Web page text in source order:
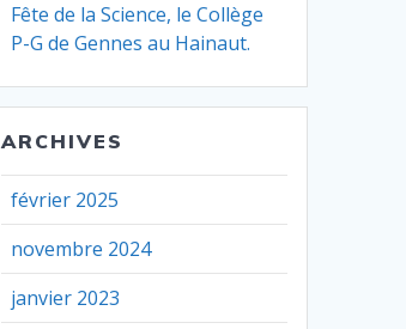
Fête de la Science, le Collège
P-G de Gennes au Hainaut.
ARCHIVES
février 2025
novembre 2024
janvier 2023